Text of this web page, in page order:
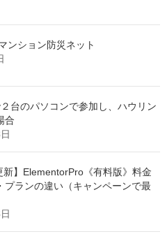
ンション防災ネット
台のパソコンで参加し、ハウリン
合
新】ElementorPro《有料版》料金
プランの違い（キャンペーンで最